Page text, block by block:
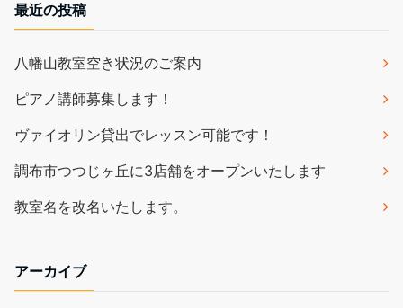
最近の投稿
八幡山教室空き状況のご案内
ピアノ講師募集します！
ヴァイオリン貸出でレッスン可能です！
調布市つつじヶ丘に3店舗をオープンいたします
教室名を改名いたします。
アーカイブ